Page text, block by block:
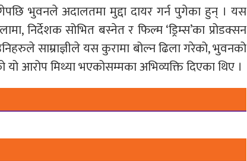
भुवनले अदालतमा मुद्दा दायर गर्न पुगेका हुन् । यस
निर्देशक सोभित बस्नेत र फिल्म ‘ड्रिम्स’का प्रोडक्सन
साम्राज्ञीले यस कुरामा बोल्न ढिला गरेको, भुवनको
यो आरोप मिथ्या भएकोसम्मका अभिव्यक्ति दिएका थिए ।